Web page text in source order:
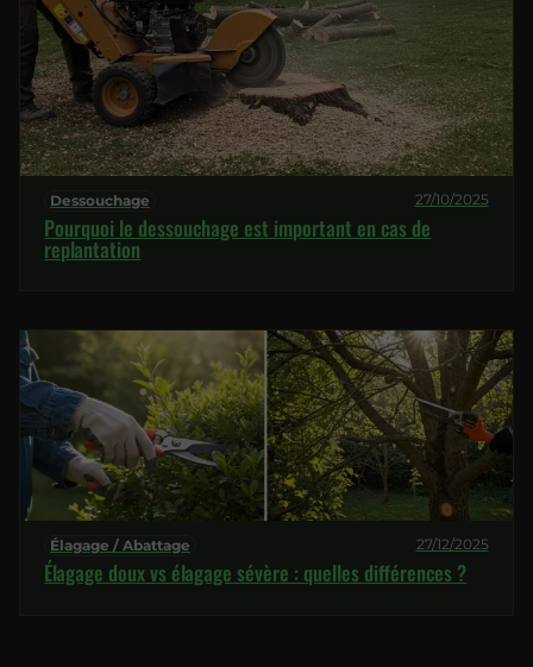
Dessouchage 27/10/2025
Pourquoi le dessouchage est important en cas de
replantation
Élagage / Abattage 27/12/2025
Élagage doux vs élagage sévère : quelles différences ?